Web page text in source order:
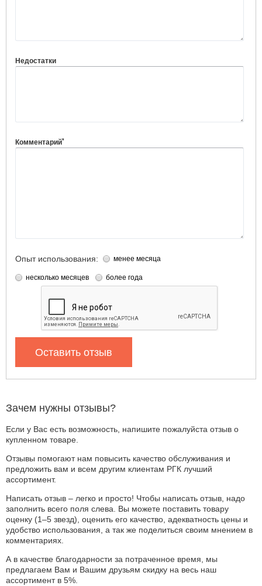
Недостатки
Комментарий*
Опыт использования: менее месяца
несколько месяцев более года
Оставить отзыв
Зачем нужны отзывы?
Если у Вас есть возможность, напишите пожалуйста отзыв о
купленном товаре.
Отзывы помогают нам повысить качество обслуживания и
предложить вам и всем другим клиентам РГК лучший
ассортимент.
Написать отзыв – легко и просто! Чтобы написать отзыв, надо
заполнить всего поля слева. Вы можете поставить товару
оценку (1–5 звезд), оценить его качество, адекватность цены и
удобство использования, а так же поделиться своим мнением в
комментариях.
А в качестве благодарности за потраченное время, мы
предлагаем Вам и Вашим друзьям скидку на весь наш
ассортимент в 5%.